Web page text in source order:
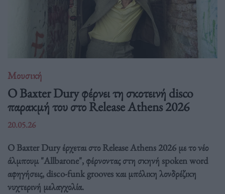
Μουσική
Ο Baxter Dury φέρνει τη σκοτεινή disco
παρακμή του στο Release Athens 2026
20.05.26
Ο Baxter Dury έρχεται στο Release Athens 2026 με το νέο
άλμπουμ "Allbarone", φέρνοντας στη σκηνή spoken word
αφηγήσεις, disco-funk grooves και μπόλικη λονδρέζικη
νυχτερινή μελαγχολία.